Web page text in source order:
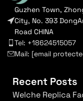
Guzhen Town,
City, No. 393
Road CHINA
Tel: +18624515057
Mail: [email
Recent Posts
Welche Replica